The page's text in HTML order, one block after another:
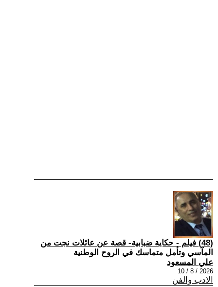
(48) فيلم - حكاية ضبابية- قصة عن عائلات نجت من
المآسي وتأمل متماسك في الروح الوطنية
علي المسعود
2026 / 8 / 10
الادب والفن